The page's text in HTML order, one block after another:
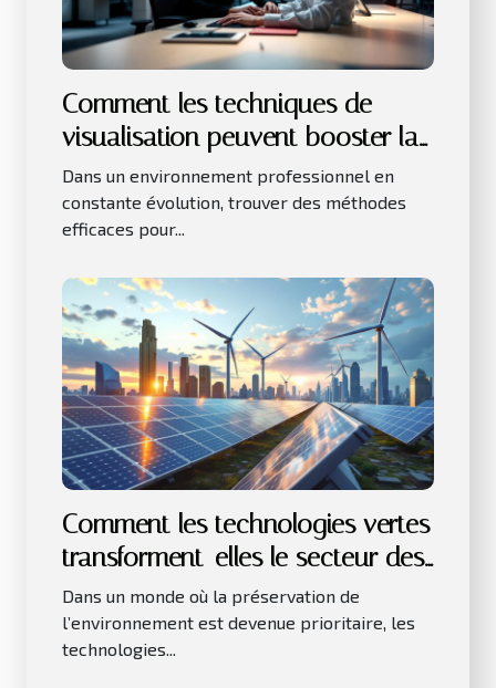
Comment les techniques de
visualisation peuvent booster la
productivité au travail ?
Dans un environnement professionnel en
constante évolution, trouver des méthodes
efficaces pour...
Comment les technologies vertes
transforment-elles le secteur des
affaires ?
Dans un monde où la préservation de
l’environnement est devenue prioritaire, les
technologies...